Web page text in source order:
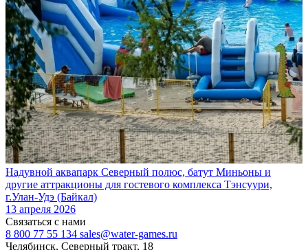
Надувной аквапарк Северный полюс, батут Миньоны и
другие аттракционы для гостевого комплекса Тэнсуури,
г.Улан-Удэ (Байкал)
13 апреля 2026
Связаться с нами
8 800 77 55 134 sales@water-games.ru
Челябинск, Северный тракт, 18